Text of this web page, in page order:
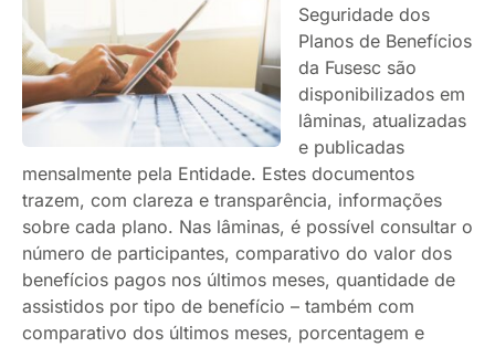
Seguridade dos
Planos de Benefícios
da Fusesc são
disponibilizados em
lâminas, atualizadas
e publicadas
mensalmente pela Entidade. Estes documentos
trazem, com clareza e transparência, informações
sobre cada plano. Nas lâminas, é possível consultar o
número de participantes, comparativo do valor dos
benefícios pagos nos últimos meses, quantidade de
assistidos por tipo de benefício – também com
comparativo dos últimos meses, porcentagem e